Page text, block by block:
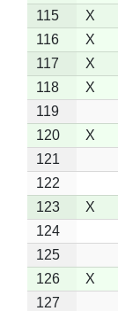
115
X
116
X
117
X
118
X
119
120
X
121
122
123
X
124
125
126
X
127